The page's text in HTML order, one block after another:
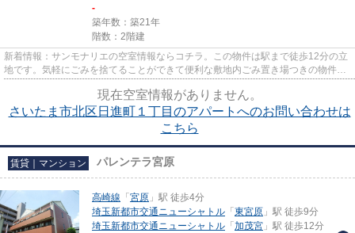
-
築年数：築21年
階数：2階建
新着情報：サンモナリエの空室情報ならコチラ。この物件は駅まで徒歩12分の立
地です。気軽にごみを捨てることができて便利な敷地内ごみ置き場つきの物件で
現在空室情報がありません。
さいたま市北区日進町１丁目のアパートへのお問い合わせは
こちら
賃貸｜マンション パレンテラ宮原
高崎線 「 宮原 」駅 徒歩4分
埼玉新都市交通ニューシャトル 「 東宮原 」駅 徒歩9分
埼玉新都市交通ニューシャトル 「 加茂宮 」駅 徒歩12分